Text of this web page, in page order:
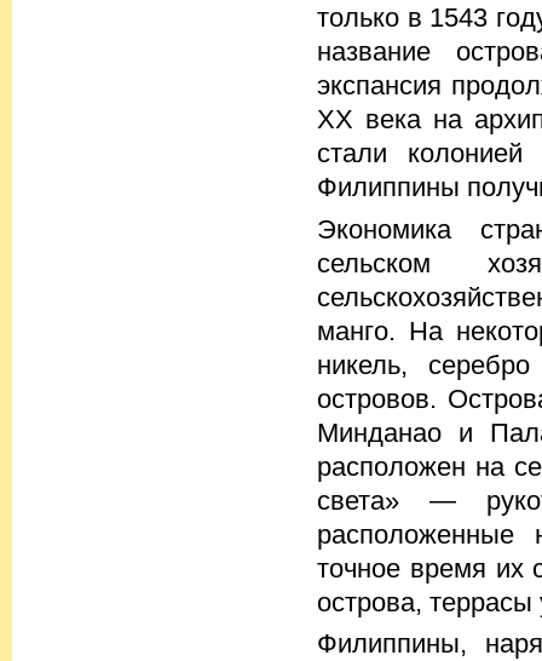
только в 1543
название
экспансия
XX века на
стали
Филиппины
Экономика
сельском
манго. На
никель,
островов.
Минданао и
расположен на
света» —
расположенные
точное время их
острова,
Филиппины,